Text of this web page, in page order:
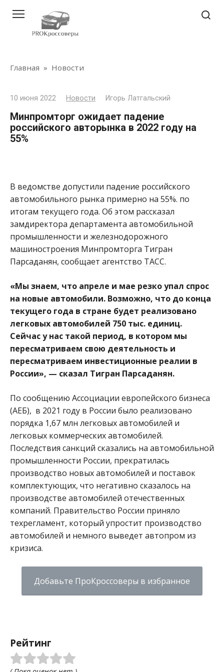
контенту
Главная » Новости
10 июня 2022 Новости Игорь Латгальский
Минпромторг ожидает падение
российского авторынка в 2022 году на
55%
В ведомстве допустили падение российского
автомобильного рынка примерно на 55%. по
итогам текущего года. Об этом рассказал
замдиректора департамента автомобильной
промышленности и железнодорожного
машиностроения Минпромторга Тигран
Парсаданян, сообщает агентство ТАСС.
«Мы знаем, что апреле и мае резко упал спрос
на новые автомобили. Возможно, что до конца
текущего года в стране будет реализовано
легковых автомобилей 750 тыс. единиц.
Сейчас у нас такой период, в котором мы
пересматриваем свою деятельность и
пересматриваем инвестиционные реалии в
России», — сказал Тигран Парсаданян.
По сообщению Ассоциации европейского бизнеса
(АЕБ), в 2021 году в России было реализовано
порядка 1,67 млн легковых автомобилей и
легковых коммерческих автомобилей.
Последствия санкций сказались на автомобильной
промышленности России, прекратилась
производство новых автомобилей и поставок
комплектующих, что негативно сказалось на
производстве автомобилей отечественных
компаний. Правительство России приняло
техрегламент, который упростит производство
автомобилей и немного выведет автопром из
кризиса.
Добавьте ПроКроссоверы в избранное
Рейтинг